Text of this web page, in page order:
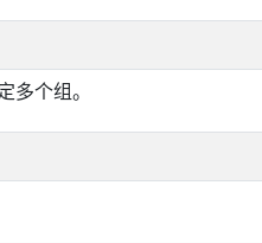
个组。